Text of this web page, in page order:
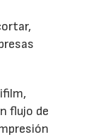
flujo de